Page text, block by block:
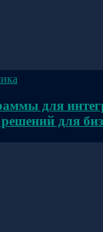
для
для